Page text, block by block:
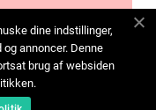
dine indstillinger,
annoncer. Denne
brug af websiden